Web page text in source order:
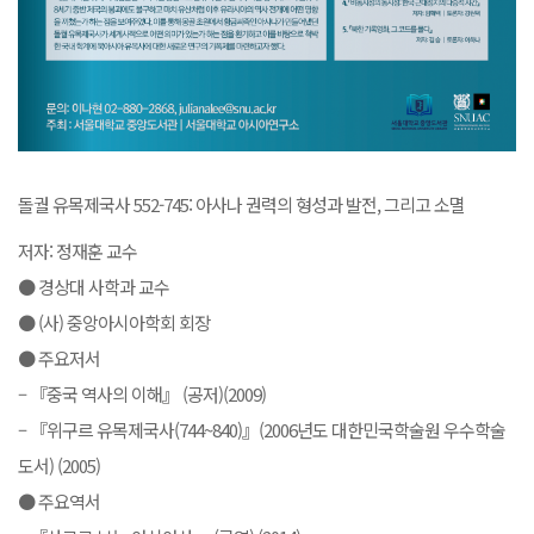
돌궐 유목제국사 552-745: 아사나 권력의 형성과 발전, 그리고 소멸
저자: 정재훈 교수
● 경상대 사학과 교수
● (사) 중앙아시아학회 회장
● 주요저서
– 『중국 역사의 이해』 (공저)(2009)
– 『위구르 유목제국사(744~840)』(2006년도 대한민국학술원 우수학술
도서) (2005)
● 주요역서